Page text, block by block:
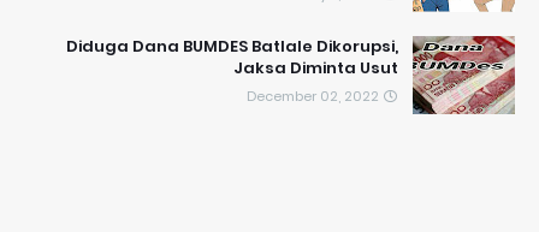
Diduga Dana BUMDES Batlale Dikorupsi,
Jaksa Diminta Usut
December 02, 2022